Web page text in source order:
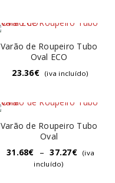
Varão de Roupeiro Tubo
Oval ECO
23.36€ (iva incluído)
Varão de Roupeiro Tubo
Oval
31.68€ – 37.27€
(iva
incluído)